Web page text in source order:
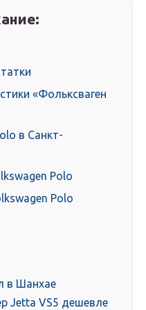
«Фольксваген
в Санкт-
Polo
Polo
в Шанхае
Jetta VS5 дешевле